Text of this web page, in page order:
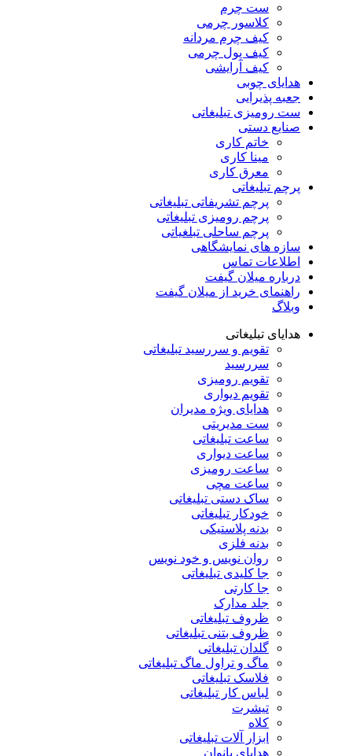
ست چرم
کلاسور چرمی
کیف چرم مردانه
کیف پول چرمی
کیف آرایشی
هدایای چوبی
جعبه پذیرایی
ست رومیزی تبلیغاتی
صنایع دستی
خاتم کاری
مینا کاری
معرق کاری
پرچم تبلیغاتی
پرچم تشریفاتی تبلیغاتی
پرچم رومیزی تبلیغاتی
پرچم ساحلی تبلغیاتی
سازه های نمایشگاهی
اطلاعات تماس
درباره میلان گیفت
راهنمای خرید از میلان گیفت
وبلاگ
هدایای تبلیغاتی
تقویم و سررسید تبلیغاتی
سررسید
تقویم رومیزی
تقویم دیواری
هدایای ویژه مدیران
ست مدیریتی
ساعت تبلیغاتی
ساعت دیواری
ساعت رومیزی
ساعت مچی
ساک دستی تبلیغاتی
خودکار تبلیغاتی
بدنه پلاستیکی
بدنه فلزی
روان نویس و خود نویس
جا کلیدی تبلیغاتی
جا کارتی
جلد مدارک
ظروف تبلیغاتی
ظروف بتنی تبلیغاتی
گلدان تبلیغاتی
ماگ و تراول ماگ تبلیغاتی
فلاسک تبلیغاتی
لباس کار تبلیغاتی
تیشرت
کلاه
ابزار آلات تبلیغاتی
هدایای بانوان